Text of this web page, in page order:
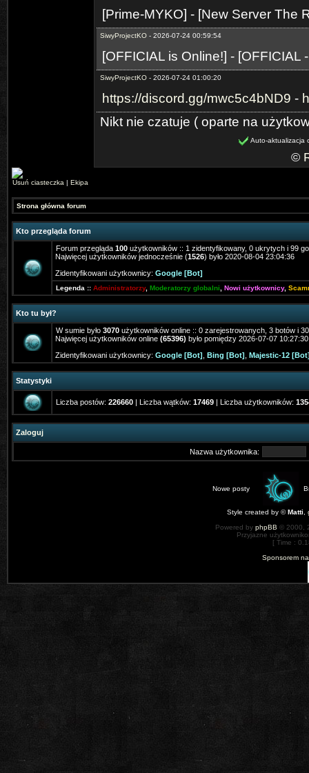
[Prime-MYKO] - [New Server The
SiwyProjectKO- 2026-07-24 00:59:54
[OFFICIAL is Online!] - [OFFICIAL
SiwyProjectKO- 2026-07-24 01:00:20
https://discord.gg/mwc5c4bND9 -
Nikt nie czatuje ( oparte na
Auto-aktualizacja
©
Usuń ciasteczka | Ekipa
Strona główna forum
Kto przegląda forum
Forum przegląda 100 użytkowników :: 1 zidentyfikowany, 0 ukrytych i 99
Najwięcej użytkowników jednocześnie (1526) było 2020-08-04 23:04:36
Zidentyfikowani użytkownicy: Google [Bot]
Legenda :: Administratorzy, Moderatorzy globalni Nowi użytkownicy,
Kto tu był?
W sumie było 3070 użytkowników online :: 0 zarejestrowanych, 3 botów i
Najwięcej użytkowników online (65396) było pomiędzy 2026-07-07
Zidentyfikowani użytkownicy: Google [Bot] Bing [Bot] Majestic-12
Statystyki
Liczba postów: 226660 | Liczba wątków: 17469 | Liczba użytkowników:
Zaloguj
Nazwa użytkownika:
Nowe posty
Style created by ©Matti
Powered by phpBB © 2000,
Przyjazne
[ Time :
Sponsorem